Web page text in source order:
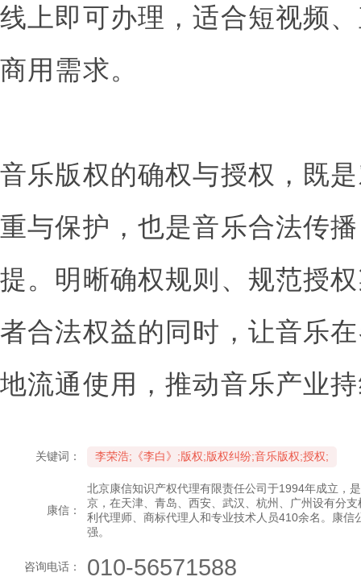
线上即可办理，适合短视频
商用需求。
音乐版权的确权与授权，既
重与保护，也是音乐合法传
提。明晰确权规则、规范授
者合法权益的同时，让音乐
地流通使用，推动音乐产业
关键词： 李荣浩;《李白》;版权;版权纠纷;音乐版权;授权;
康信：
北京康信知识产权代理有限责任公司于1994年成立，
京，在天津、青岛、西安、武汉、杭州、广州设有分
利代理师、商标代理人和专业技术人员410余名。康
强。
咨询电话： 010-56571588